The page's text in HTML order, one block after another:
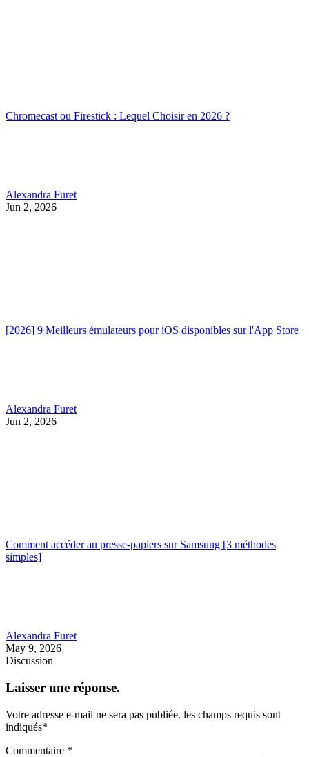
Chromecast ou Firestick : Lequel Choisir en 2026 ?
Alexandra Furet
Jun 2, 2026
[2026] 9 Meilleurs émulateurs pour iOS disponibles sur l'App Store
Alexandra Furet
Jun 2, 2026
Comment accéder au presse-papiers sur Samsung [3 méthodes
simples]
Alexandra Furet
May 9, 2026
Discussion
Laisser une réponse.
Votre adresse e-mail ne sera pas publiée. les champs requis sont
indiqués*
Commentaire *